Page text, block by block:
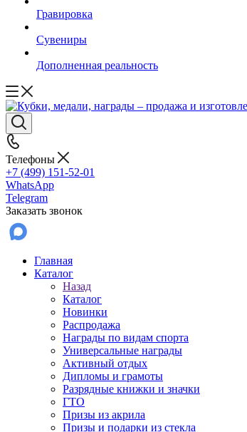
Гравировка
Сувениры
Дополненная реальность
Телефоны
+7 (499) 151-52-01
WhatsApp
Telegram
Заказать звонок
Главная
Каталог
Назад
Каталог
Новинки
Распродажа
Награды по видам спорта
Универсальные награды
Активный отдых
Дипломы и грамоты
Разрядные книжки и значки
ГТО
Призы из акрила
Призы и подарки из стекла